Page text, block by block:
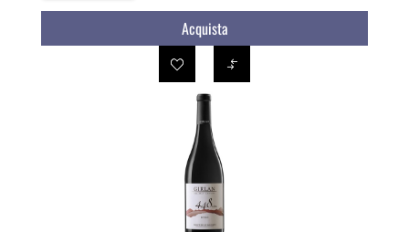
Acquista